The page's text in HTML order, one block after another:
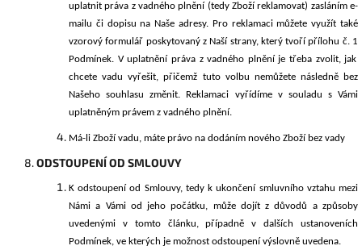
uplatnit práva z vadného plnění (tedy Zboží reklamovat) zasláním e-
mailu či dopisu na Naše adresy. Pro reklamaci můžete využít také
vzorový formulář poskytovaný z Naší strany, kterýtvoří přílohu č. 1
Podmínek. V uplatnění práva z vadného plnění je třeba zvolit, jak
chcete vadu vyřešit, přičemž tuto volbu nemůžete následně bez
Našeho souhlasu změnit. Reklamaci vyřídíme v souladu s Vámi
uplatněným právem z vadného plnění.
Má-li Zboží vadu, máte právo na dodáním nového Zboží bez vady
ODSTOUPENÍ OD SMLOUVY
K odstoupení od Smlouvy, tedy k ukončení smluvního vztahu mezi
Námi a Vámi od jeho počátku, může dojít z důvodů a způsoby
uvedenými v tomto článku, případně v dalších ustanoveních
Podmínek, ve kterých je možnost odstoupení výslovně uvedena.